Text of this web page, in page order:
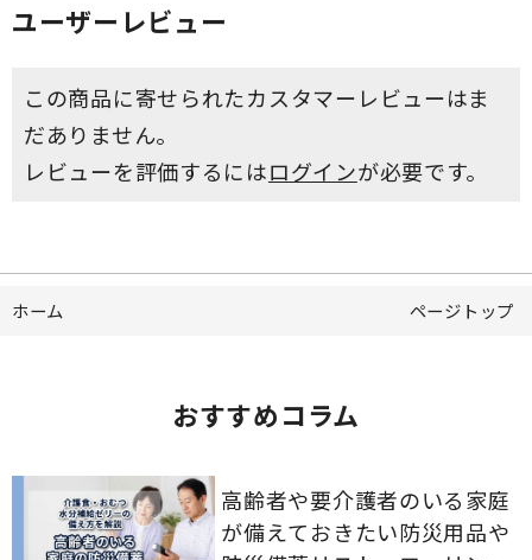
ユーザーレビュー
この商品に寄せられたカスタマーレビューはま
だありません。
レビューを評価するにはログインが必要です。
ホーム ページトップ
おすすめコラム
高齢者や要介護者のいる家庭
が備えておきたい防災用品や